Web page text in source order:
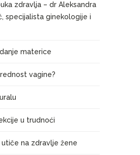
zdravlja – dr Aleksandra
specijalista ginekologije i
materice
vagine?
u trudnoći
utiče na zdravlje žene